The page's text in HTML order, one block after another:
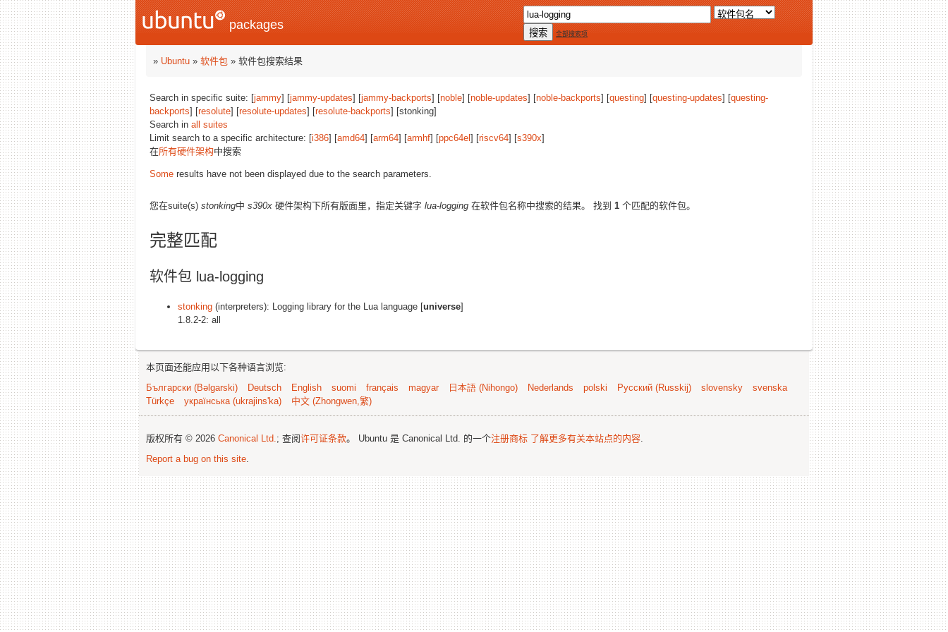
packages
全部搜索项
» Ubuntu » 软件包 » 软件包搜索结果
Search in specific suite: [jammy] [jammy-updates] [jammy-backports] [noble] [noble-updates] [noble-backports] [questing] [questing-updates] [questing-
backports] [resolute] [resolute-updates] [resolute-backports] [stonking]
Search in all suites
Limit search to a specific architecture: [i386] [amd64] [arm64] [armhf] [ppc64el ] [riscv64] [s390x]
在所有硬件架构中搜索
Some results have not been displayed due to the search parameters.
您在suite(s) stonking中 s390x 硬件架构下所有版面里，指定关键字 lua-logging 在软件包名称中搜索的结果。 找到 1 个匹配的软件包。
完整匹配
软件包 lua-logging
stonking (interpreters): Logging library for the Lua language [universe]
1.8.2-2: all
本页面还能应用以下各种语言浏览:
Български (Bəlgarski)
Deutsch English suomi français magyar 日本語 (Nihongo) Nederlands polski Русский (Russkij) slovensky
svenska
Türkçe
українська (ukrajins'ka) 中文 (Zhongwen,繁)
版权所有 © 2026 Canonical Ltd. ; 查阅许可证条款。 Ubuntu 是 Canonical Ltd. 的一个注册商标 了解更多有关本站点的内容
Report a bug on this site